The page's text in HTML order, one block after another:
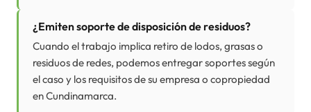
¿Emiten soporte de disposición de residuos?
Cuando el trabajo implica retiro de lodos, grasas o
residuos de redes, podemos entregar soportes según
el caso y los requisitos de su empresa o copropiedad
en Cundinamarca.